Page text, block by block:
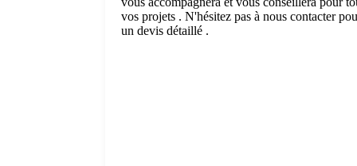
vos projets . N'hésitez pas à nous contacter
un devis détaillé .